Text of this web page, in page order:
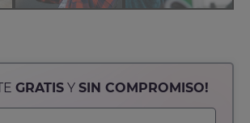
GRATISY SIN COMPROMISO!